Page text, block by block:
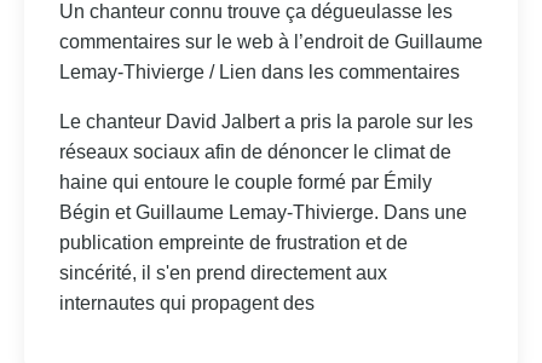
Un chanteur connu trouve ça dégueulasse les
commentaires sur le web à l’endroit de Guillaume
Lemay-Thivierge / Lien dans les commentaires
Le chanteur David Jalbert a pris la parole sur les
réseaux sociaux afin de dénoncer le climat de
haine qui entoure le couple formé par Émily
Bégin et Guillaume Lemay-Thivierge. Dans une
publication empreinte de frustration et de
sincérité, il s'en prend directement aux
internautes qui propagent des